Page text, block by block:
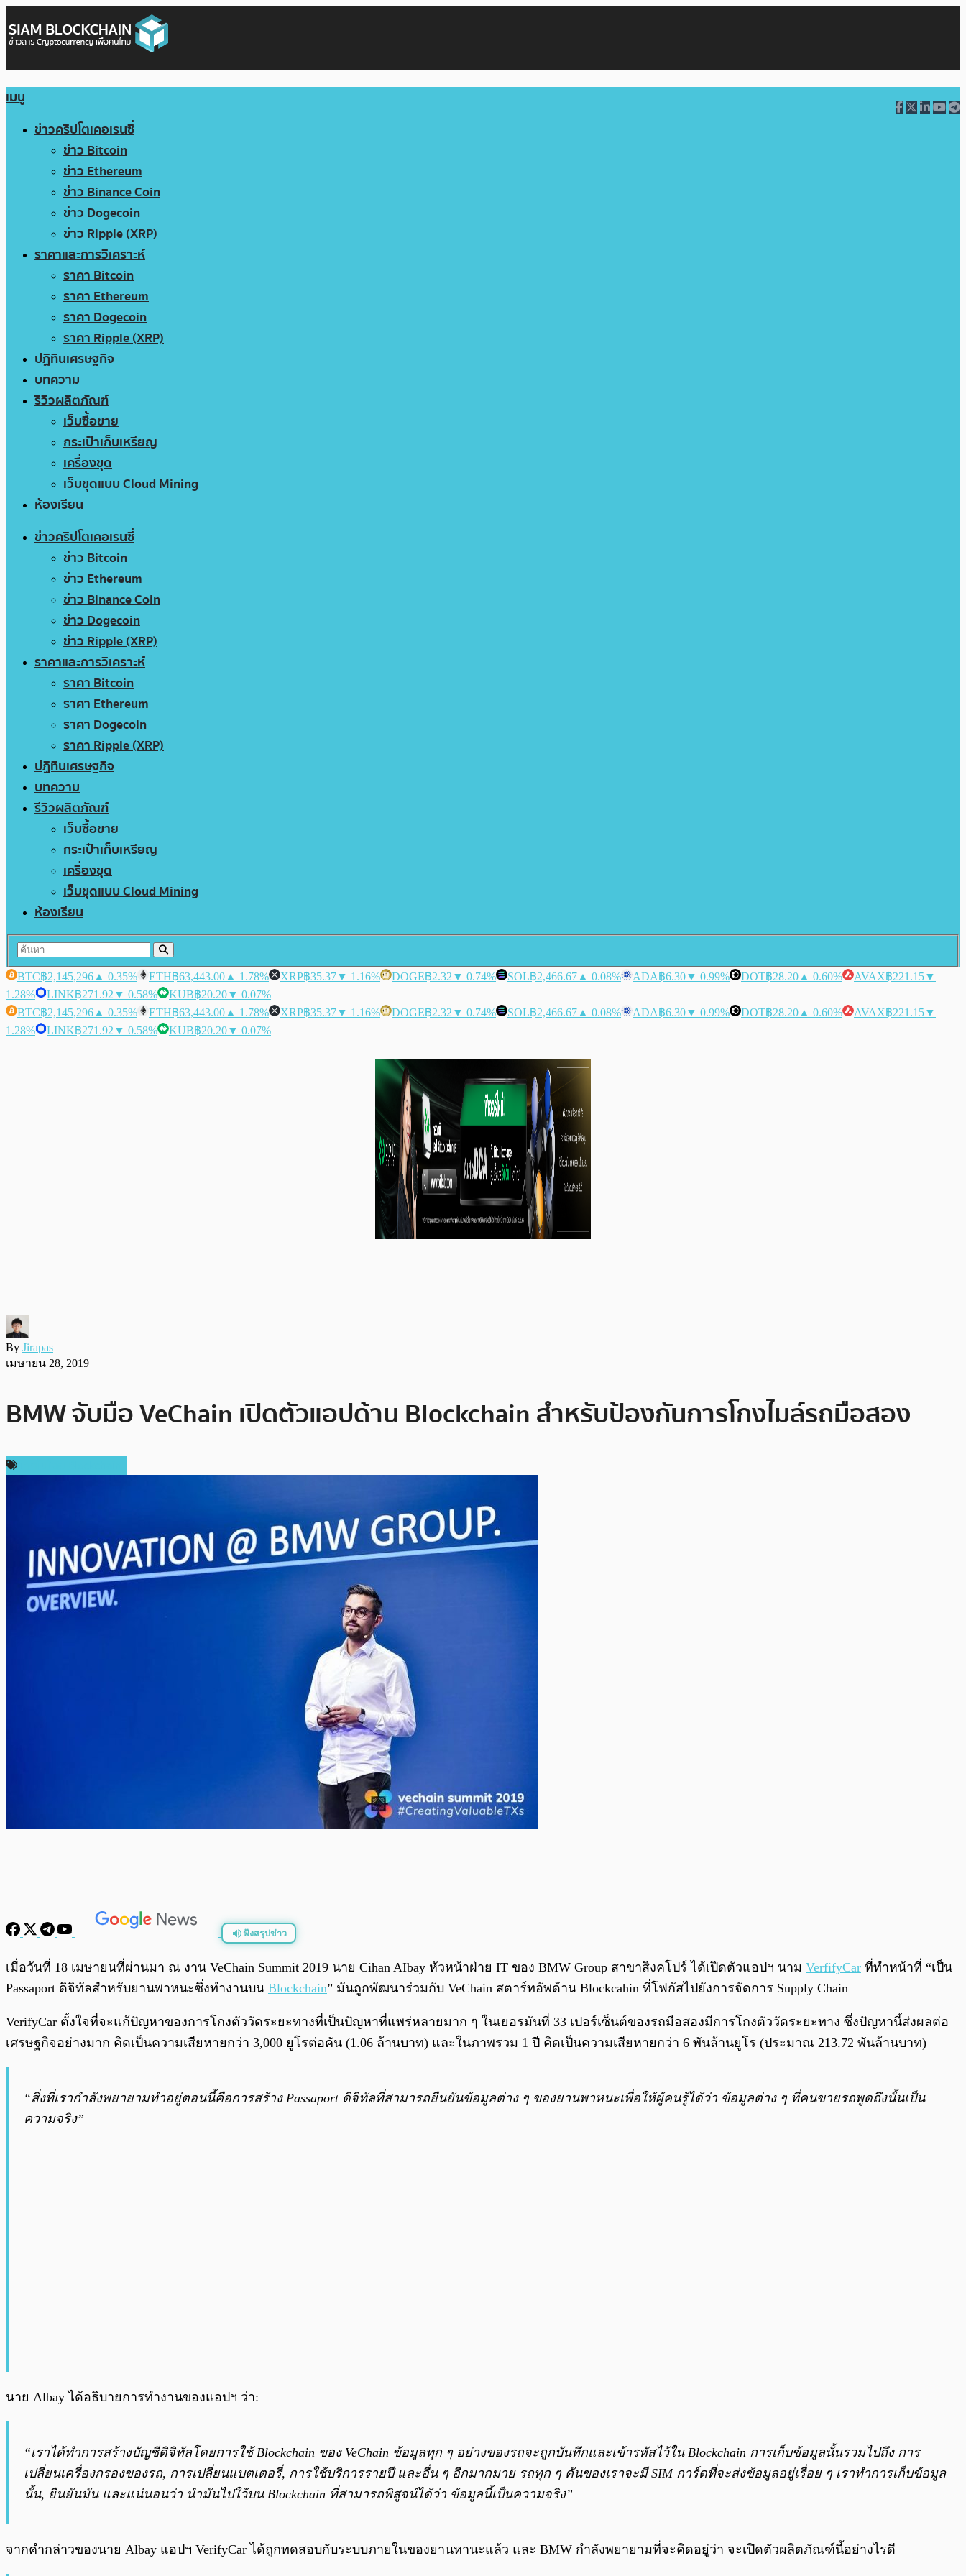
เมนู
ข่าวคริปโตเคอเรนซี่
ข่าว Bitcoin
ข่าว Ethereum
ข่าว Binance Coin
ข่าว Dogecoin
ข่าว Ripple (XRP)
ราคาและการวิเคราะห์
ราคา Bitcoin
ราคา Ethereum
ราคา Dogecoin
ราคา Ripple (XRP)
ปฏิทินเศรษฐกิจ
บทความ
รีวิวผลิตภัณฑ์
เว็บซื้อขาย
กระเป๋าเก็บเหรียญ
เครื่องขุด
เว็บขุดแบบ Cloud Mining
ห้องเรียน
ข่าวคริปโตเคอเรนซี่
ข่าว Bitcoin
ข่าว Ethereum
ข่าว Binance Coin
ข่าว Dogecoin
ข่าว Ripple (XRP)
ราคาและการวิเคราะห์
ราคา Bitcoin
ราคา Ethereum
ราคา Dogecoin
ราคา Ripple (XRP)
ปฏิทินเศรษฐกิจ
บทความ
รีวิวผลิตภัณฑ์
เว็บซื้อขาย
กระเป๋าเก็บเหรียญ
เครื่องขุด
เว็บขุดแบบ Cloud Mining
ห้องเรียน
BTC฿2,145,296 ▲ 0.35% ETH฿63,443.00 ▲ 1.78% XRP฿35.37▼ 1.16% DOGE฿2.32 ▼ 0.74% SOL฿2,466.67 ▲ 0.08% ADA฿6.30▼ 0.99% DOT฿28.20 ▲ 0.60% AVAX฿221.15▼
1.28%
LINK฿271.92 ▼ 0.58% KUB฿20.20▼ 0.07%
BTC฿2,145,296 ▲ 0.35% ETH฿63,443.00 ▲ 1.78% XRP฿35.37▼ 1.16% DOGE฿2.32 ▼ 0.74% SOL฿2,466.67 ▲ 0.08% ADA฿6.30▼ 0.99% DOT฿28.20 ▲ 0.60% AVAX฿221.15▼
1.28%
LINK฿271.92 ▼ 0.58% KUB฿20.20▼ 0.07%
By Jirapas
เมษายน 28, 2019
BMW จับมือ VeChain เปิดตัวแอปด้าน Blockchain สำหรับป้องกันการโกงไมล์รถมือสอง
ฟังสรุปข่าว
พร้อมเล่น 0:00/ 0:00
เมื่อวันที่ 18 เมษายนที่ผ่านมา ณ งาน VeChain Summit 2019 นาย Cihan AIbay หัวหน้าฝ่าย IT ของ BMW Group สาขาสิงคโปร์ ได้เปิดตัวแอปฯ นาม VerfifyCar ที่ทำหน้าที่ “เป็น
Passaport ดิจิทัลสำหรับยานพาหนะซึ่งทำงานบน Blockchain” มันถูกพัฒนาร่วมกับ VeChain สตาร์ทอัพด้าน Blockcahin ที่โฟกัสไปยังการจัดการ Supply Chain
VerifyCar ตั้งใจที่จะแก้ปัญหาของการโกงตัววัดระยะทางที่เป็นปัญหาที่แพร่หลายมาก ๆ ในเยอรมันที่ 33 เปอร์เซ็นต์ของรถมือสองมีการโกงตัววัดระยะทาง ซึ่งปัญหานี้ส่งผลต่อ
เศรษฐกิจอย่างมาก คิดเป็นความเสียหายกว่า 3,000 ยูโรต่อคัน (1.06 ล้านบาท) และในภาพรวม 1 ปี คิดเป็นความเสียหายกว่า 6 พันล้านยูโร (ประมาณ 213.72 พันล้านบาท)
“สิ่งที่เรากำลังพยายามทำอยู่ตอนนี้คือการสร้าง Passaport ดิจิทัลที่สามารถยืนยันข้อมูลต่าง ๆ ของยานพาหนะเพื่อให้ผู้คนรู้ได้ว่า ข้อมูลต่าง ๆ ที่คนขายรถพูดถึงนั้นเป็น
ความจริง”
นาย Albay ได้อธิบายการทำงานของแอปฯ ว่า:
“เราได้ทำการสร้างบัญชีดิจิทัลโดยการใช้ Blockchain ของ VeChain ข้อมูลทุก ๆ อย่างของรถจะถูกบันทึกและเข้ารหัสไว้ใน Blockchain การเก็บข้อมูลนั้นรวมไปถึง การ
เปลี่ยนเครื่องกรองของรถ, การเปลี่ยนแบตเตอรี่, การใช้บริการรายปี และอื่น ๆ อีกมากมาย รถทุก ๆ คันของเราจะมี SIM การ์ดที่จะส่งข้อมูลอยู่เรื่อย ๆ เราทำการเก็บข้อมูล
นั้น, ยืนยันมัน และแน่นอนว่า นำมันไปใว้บน Blockchain ที่สามารถพิสูจน์ได้ว่า ข้อมูลนี้เป็นความจริง”
จากคำกล่าวของนาย Albay แอปฯ VerifyCar ได้ถูกทดสอบกับระบบภายในของยานหานะแล้ว และ BMW กำลังพยายามที่จะคิดอยู่ว่า จะเปิดตัวผลิตภัณฑ์นี้อย่างไรดี